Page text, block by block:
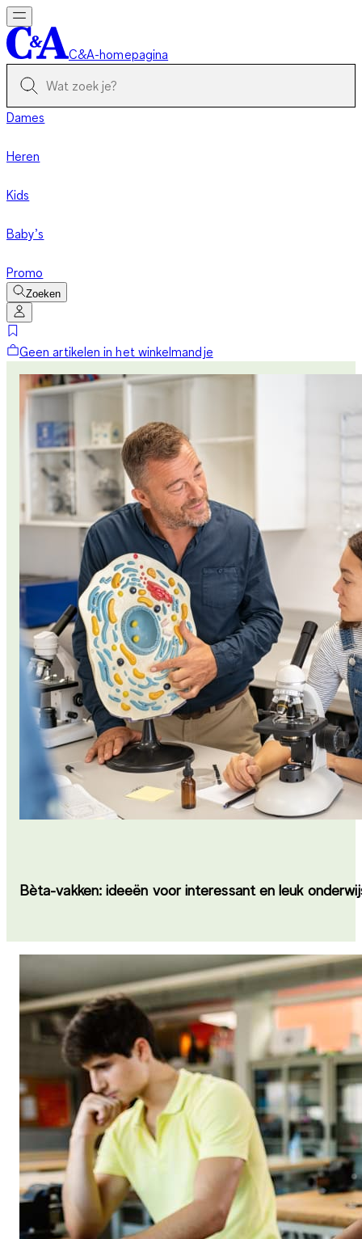
C&A-homepagina
Dames
Heren
Kids
Baby’s
Promo
Zoeken
Geen artikelen in het winkelmandje
Bèta-vakken: ideeën voor interessant en leuk